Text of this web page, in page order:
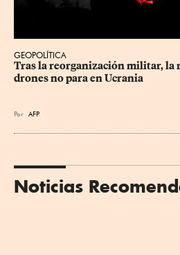
GEOPOLÍTICA
Tras la reorganización militar, la
drones no para en Ucrania
Por AFP
Noticias